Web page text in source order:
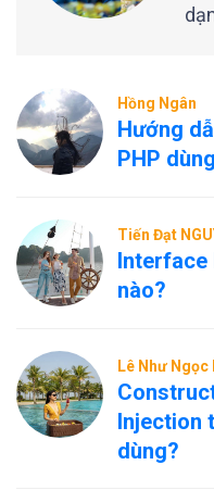
Hồng Ngân
Hướng
PHP
Tiến Đạt
Interface
nào?
Lê Như Ngọc
Injection
dùng?